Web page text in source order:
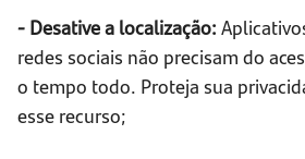
- Desative a localização:
redes sociais não precisam do
o tempo todo. Proteja sua
esse recurso;